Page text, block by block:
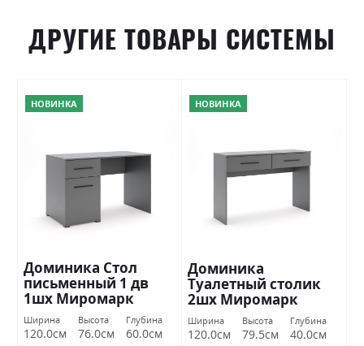
ДРУГИЕ ТОВАРЫ СИСТЕМЫ
НОВИНКА
Доминика Стол
письменный 1 дв
1шх Миромарк
Ширина
120.0см
Высота
76.0см
Глубина
60.0см
НОВИНКА
Доминика
Туалетный столик
2шх Миромарк
Ширина
120.0см
Высота
79.5см
Глубина
40.0см